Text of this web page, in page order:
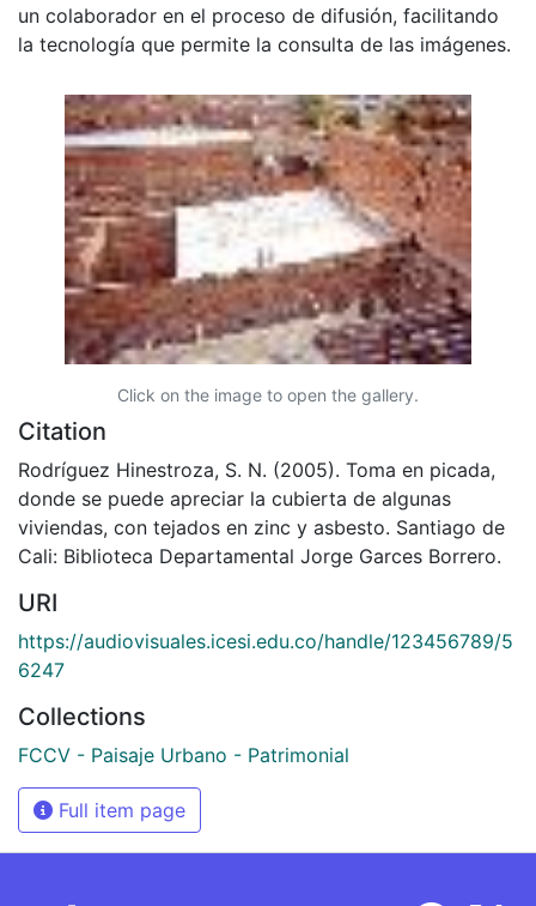
un colaborador en el proceso de difusión, facilitando
la tecnología que permite la consulta de las imágenes.
Click on the image to open the gallery.
Citation
Rodríguez Hinestroza, S. N. (2005). Toma en picada,
donde se puede apreciar la cubierta de algunas
viviendas, con tejados en zinc y asbesto. Santiago de
Cali: Biblioteca Departamental Jorge Garces Borrero.
URI
https://audiovisuales.icesi.edu.co/handle/123456789/5
6247
Collections
FCCV - Paisaje Urbano - Patrimonial
Full item page